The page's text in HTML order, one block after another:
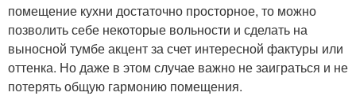
помещение кухни достаточно просторное, то можно
позволить себе некоторые вольности и сделать на
выносной тумбе акцент за счет интересной фактуры или
оттенка. Но даже в этом случае важно не заиграться и не
потерять общую гармонию помещения.